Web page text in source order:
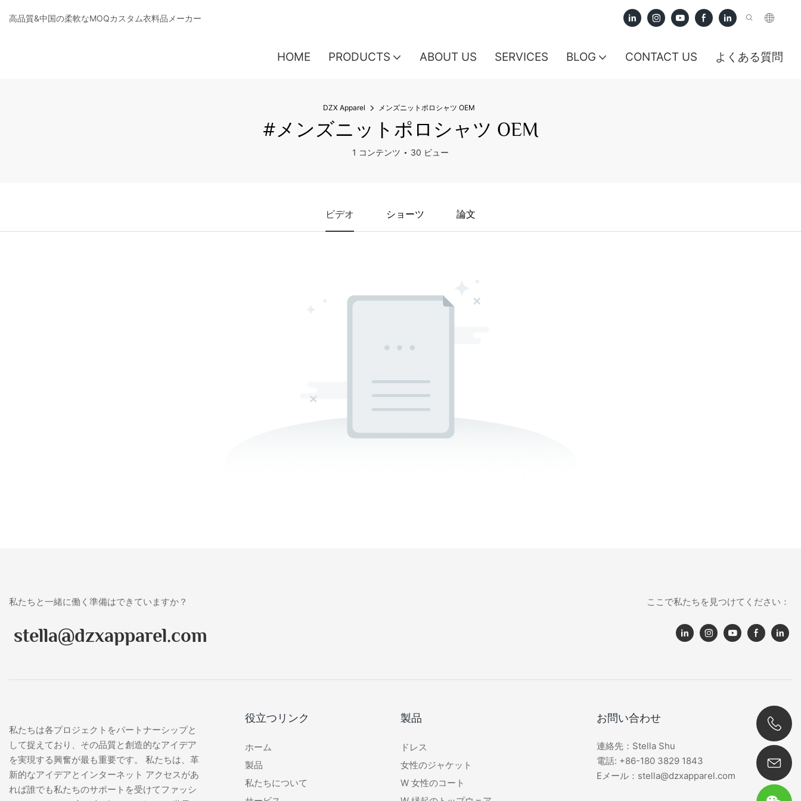
高品質&中国の柔軟なMOQカスタム衣料品メーカー
HOME PRODUCTS ABOUT US SERVICES BLOG CONTACT US よくある質問
DZX Apparel メンズニットポロシャツ OEM
#メンズニットポロシャツ OEM
1 コンテンツ 30 ビュー
ビデオ ショーツ 論文
私たちと一緒に働く準備はできていますか？
stella@dzxapparel.com
ここで私たちを見つけてください：
私たちは各プロジェクトをパートナーシップと
して捉えており、その品質と創造的なアイデア
を実現する興奮が最も重要です。 私たちは、革
新的なアイデアとインターネット アクセスがあ
れば誰でも私たちのサポートを受けてファッシ
役立つリンク
ホーム
製品
私たちについて
製品
ドレス
女性のジャケット
W 女性のコート
お問い合わせ
連絡先：Stella Shu
電話: +86-180 3829 1843
Eメール：stella@dzxapparel.com